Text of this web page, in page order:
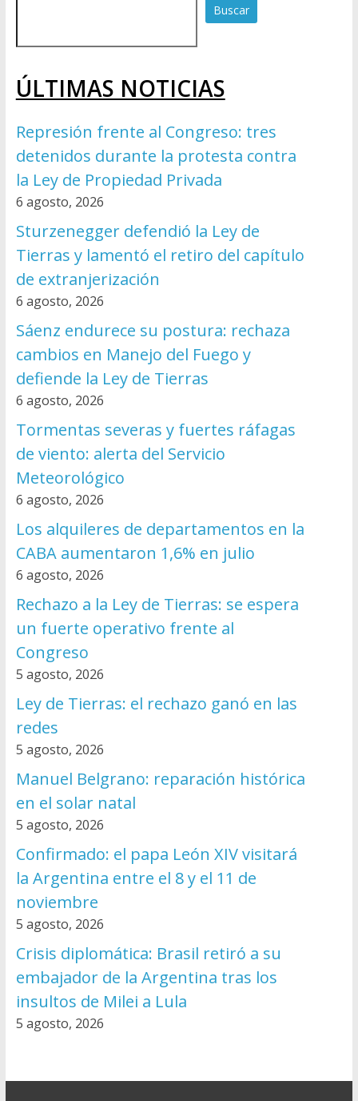
Buscar
ÚLTIMAS NOTICIAS
Represión frente al Congreso: tres
detenidos durante la protesta contra
la Ley de Propiedad Privada
6 agosto, 2026
Sturzenegger defendió la Ley de
Tierras y lamentó el retiro del capítulo
de extranjerización
6 agosto, 2026
Sáenz endurece su postura: rechaza
cambios en Manejo del Fuego y
defiende la Ley de Tierras
6 agosto, 2026
Tormentas severas y fuertes ráfagas
de viento: alerta del Servicio
Meteorológico
6 agosto, 2026
Los alquileres de departamentos en la
CABA aumentaron 1,6% en julio
6 agosto, 2026
Rechazo a la Ley de Tierras: se espera
un fuerte operativo frente al
Congreso
5 agosto, 2026
Ley de Tierras: el rechazo ganó en las
redes
5 agosto, 2026
Manuel Belgrano: reparación histórica
en el solar natal
5 agosto, 2026
Confirmado: el papa León XIV visitará
la Argentina entre el 8 y el 11 de
noviembre
5 agosto, 2026
Crisis diplomática: Brasil retiró a su
embajador de la Argentina tras los
insultos de Milei a Lula
5 agosto, 2026